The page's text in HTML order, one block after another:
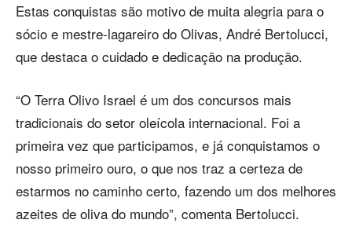
Estas conquistas são motivo de muita alegria para o
sócio e mestre-lagareiro do Olivas, André Bertolucci,
que destaca o cuidado e dedicação na produção.
“O Terra Olivo Israel é um dos concursos mais
tradicionais do setor oleícola internacional. Foi a
primeira vez que participamos, e já conquistamos o
nosso primeiro ouro, o que nos traz a certeza de
estarmos no caminho certo, fazendo um dos melhores
azeites de oliva do mundo”, comenta Bertolucci.